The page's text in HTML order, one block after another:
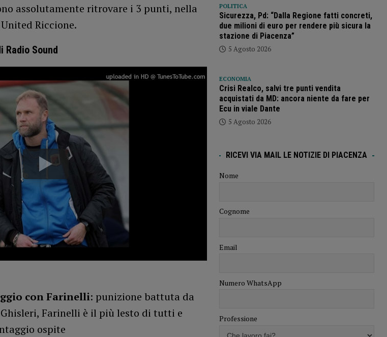
assolutamente ritrovare i 3 punti, nella
Riccione.
Sound
con Farinelli: punizione battuta da
Farinelli è il più lesto di tutti e
ospite
POLITICA
Sicurezza, Pd: “Dalla Regione fatti concreti,
due milioni di euro per rendere più sicura la
stazione di Piacenza”
5 Agosto 2026
ECONOMIA
Crisi Realco, salvi tre punti vendita
acquistati da MD: ancora niente da fare per
Ecu in viale Dante
5 Agosto 2026
RICEVI VIA MAIL LE NOTIZIE DI PIACENZA
Nome
Cognome
Email
Numero WhatsApp
Professione